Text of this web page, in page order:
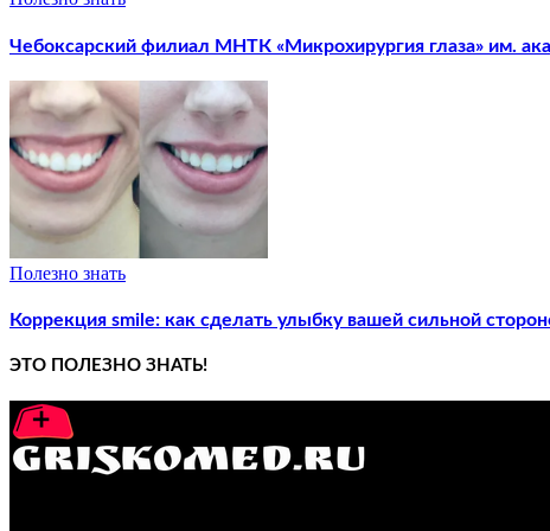
Чебоксарский филиал МНТК «Микрохирургия глаза» им.
Полезно знать
Коррекция smile: как сделать улыбку вашей сильной
ЭТО ПОЛЕЗНО ЗНАТЬ!